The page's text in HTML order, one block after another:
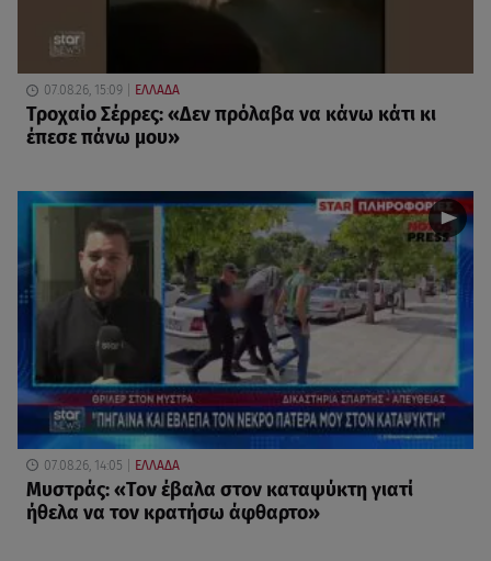
07.08.26, 15:09 ΕΛΛΑΔΑ
Τροχαίο Σέρρες: «Δεν πρόλαβα να κάνω κάτι κι
έπεσε πάνω μου»
07.08.26, 14:05 ΕΛΛΑΔΑ
Μυστράς: «Τον έβαλα στον καταψύκτη γιατί
ήθελα να τον κρατήσω άφθαρτο»